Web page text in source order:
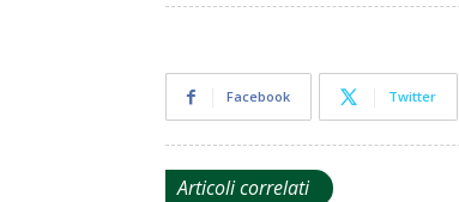
Facebook Twitter
Articoli correlati